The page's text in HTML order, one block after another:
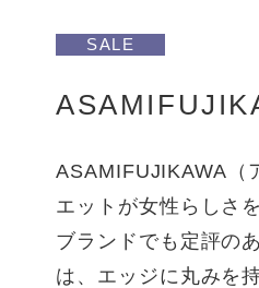
SALE
ASAMIFUJIKAWA（
エットが女性らしさ
ブランドでも定評の
は、エッジに丸みを